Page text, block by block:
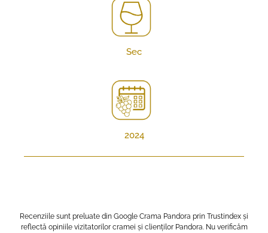
Sec
2024
Recenziile sunt preluate din Google Crama Pandora prin Trustindex și
reflectă opiniile vizitatorilor cramei și clienților Pandora. Nu verificăm